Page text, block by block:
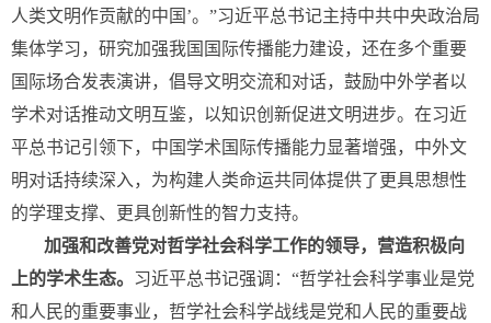
人类文明作贡献的中国’。”习近平总书记主持中共中央政治局
集体学习，研究加强我国国际传播能力建设，还在多个重要
国际场合发表演讲，倡导文明交流和对话，鼓励中外学者以
学术对话推动文明互鉴，以知识创新促进文明进步。在习近
平总书记引领下，中国学术国际传播能力显著增强，中外文
明对话持续深入，为构建人类命运共同体提供了更具思想性
的学理支撑、更具创新性的智力支持。
加强和改善党对哲学社会科学工作的领导，营造积极向
上的学术生态。 习近平总书记强调：“哲学社会科学事业是党
和人民的重要事业，哲学社会科学战线是党和人民的重要战